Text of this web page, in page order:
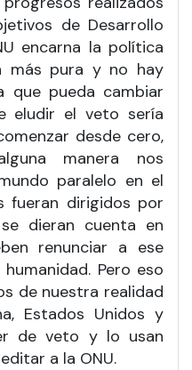
de Desarrollo
encarna la política
más pura y no hay
que pueda cambiar
eludir el veto sería
desde cero,
manera nos
paralelo en el
fueran dirigidos por
dieran cuenta en
renunciar a ese
Pero eso
de nuestra realidad
Estados Unidos y
de veto y lo usan
a la ONU.